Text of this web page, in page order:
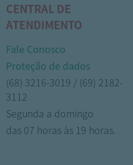
CENTRAL DE
ATENDIMENTO
Fale Conosco
Proteção de dados
(68) 3216-3019 / (69) 2182-
3112
Segunda a domingo
das 07 horas às 19 horas.